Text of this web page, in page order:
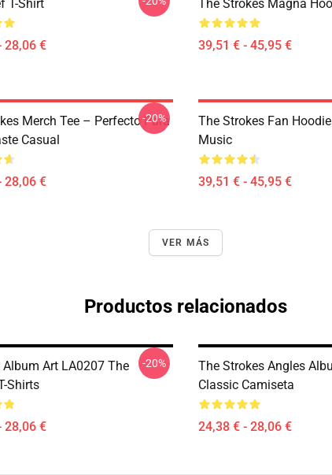
T-Shirt
28,06 €
The Strokes Magna
39,51 € - 45,95 €
Merch Tee – Perfecto Para
Casual
28,06 €
-20%
The Strokes Fan
Music
39,51 € - 45,95 €
VER MÁS
Productos relacionados
Album Art LA0207 The
Shirts
28,06 €
-20%
The Strokes Angles
Classic Camiseta
24,38 € - 28,06 €